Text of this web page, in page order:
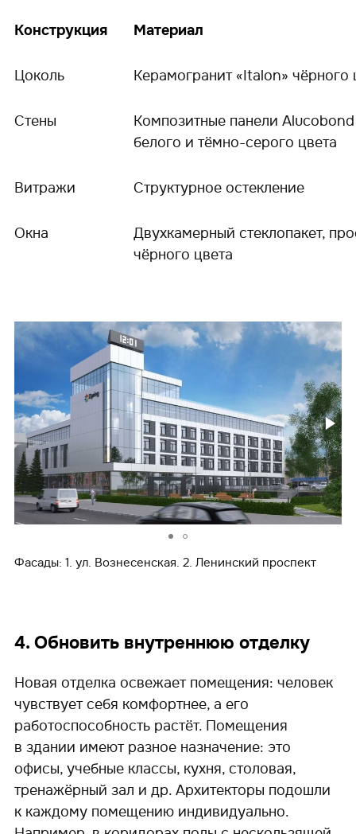
Конструкция Материал
Цоколь Керамогранит «Italon» чёрного
Стены
Композитные панели Alucobond
белого и тёмно-серого цвета
Витражи Структурное остекление
Окна
Двухкамерный стеклопакет,
чёрного цвета
Фасады: 1. ул. Вознесенская. 2. Ленинский проспект
4. Обновить внутреннюю отделку
Новая отделка освежает помещения: человек
чувствует себя комфортнее, а его
работоспособность растёт. Помещения
в здании имеют разное назначение: это
офисы, учебные классы, кухня, столовая,
тренажёрный зал и др. Архитекторы подошли
к каждому помещению индивидуально.